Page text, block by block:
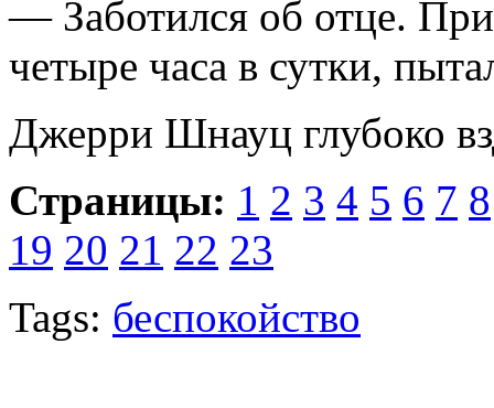
— Заботился об отце.
четыре часа в сутки,
Джерри Шнауц глубоко
Страницы: 1 2 3 4 5 6 7 8
19 20 21 22 23
Tags: беспокойство